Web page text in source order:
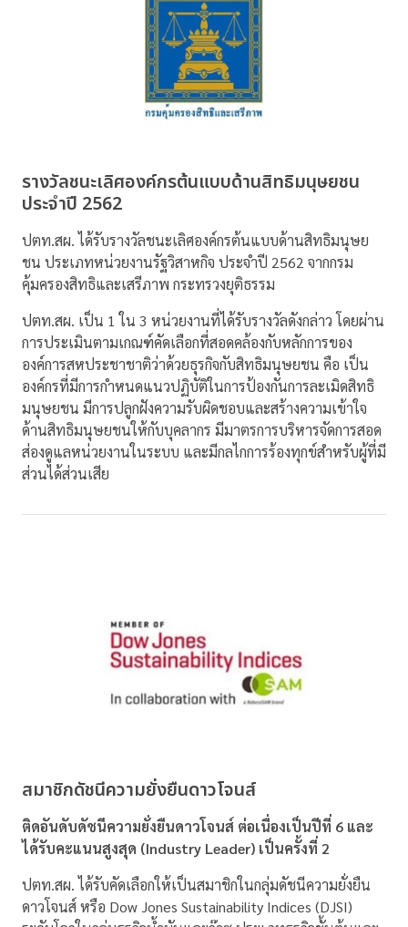
รางวัลชนะเลิศองค์กรต้นแบบด้านสิทธิมนุษยชน
ประจำปี 2562
ปตท.สผ. ได้รับรางวัลชนะเลิศองค์กรต้นแบบด้านสิทธิมนุษย
ชน ประเภทหน่วยงานรัฐวิสาหกิจ ประจำปี 2562 จากกรม
คุ้มครองสิทธิและเสรีภาพ กระทรวงยุติธรรม
ปตท.สผ. เป็น 1 ใน 3 หน่วยงานที่ได้รับรางวัลดังกล่าว โดยผ่าน
การประเมินตามเกณฑ์คัดเลือกที่สอดคล้องกับหลักการของ
องค์การสหประชาชาติว่าด้วยธุรกิจกับสิทธิมนุษยชน คือ เป็น
องค์กรที่มีการกำหนดแนวปฏิบัติในการป้องกันการละเมิดสิทธิ
มนุษยชน มีการปลูกฝังความรับผิดชอบและสร้างความเข้าใจ
ด้านสิทธิมนุษยชนให้กับบุคลากร มีมาตรการบริหารจัดการสอด
ส่องดูแลหน่วยงานในระบบ และมีกลไกการร้องทุกข์สำหรับผู้ที่มี
ส่วนได้ส่วนเสีย
สมาชิกดัชนีความยั่งยืนดาวโจนส์
ติดอันดับดัชนีความยั่งยืนดาวโจนส์ ต่อเนื่องเป็นปีที่ 6 และ
ได้รับคะแนนสูงสุด (Industry Leader) เป็นครั้งที่ 2
ปตท.สผ. ได้รับคัดเลือกให้เป็นสมาชิกในกลุ่มดัชนีความยั่งยืน
ดาวโจนส์ หรือ Dow Jones Sustainability Indices (DJSI)